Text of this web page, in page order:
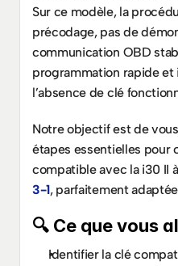
Sur ce modèle, la
précodage, pas de
communication OBD
programmation rapide
l’absence de clé
Notre objectif est de
étapes essentielles pour
compatible avec la i30 II
3-1, parfaitement
🔍 Ce que vous
Identifier la clé